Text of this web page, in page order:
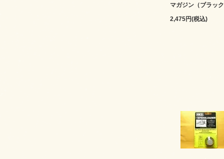
マガジン（ブラッ
2,475円(税込)